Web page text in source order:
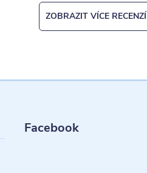
ZOBRAZIT VÍCE RECENZÍ
Facebook